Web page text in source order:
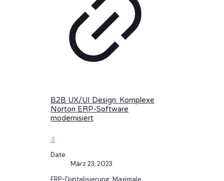
B2B UX/UI Design: Komplexe
Norton ERP-Software
modernisiert
4
Date
März 23, 2023
ERP-Digitalisierung: Maximale